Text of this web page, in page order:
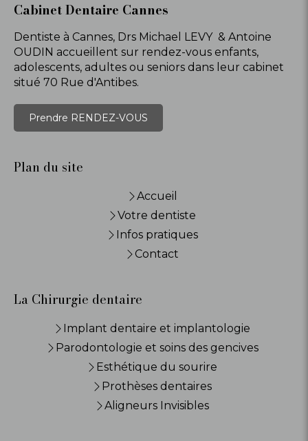
Cabinet Dentaire Cannes
Dentiste à Cannes, Drs Michael LEVY & Antoine
OUDIN accueillent sur rendez-vous enfants,
adolescents, adultes ou seniors dans leur cabinet
situé 70 Rue d'Antibes.
Prendre RENDEZ-VOUS
Plan du site
Accueil
Votre dentiste
Infos pratiques
Contact
La Chirurgie dentaire
Implant dentaire et implantologie
Parodontologie et soins des gencives
Esthétique du sourire
Prothèses dentaires
Aligneurs Invisibles